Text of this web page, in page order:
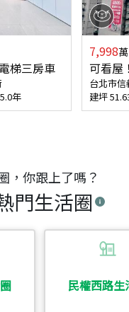
，你跟上了嗎？
門生活圈
民權西路生
梯三房車
年
7,998萬
可看屋
台北市
建坪